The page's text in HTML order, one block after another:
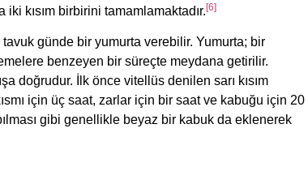
kısım birbirini tamamlamaktadır.[6]
günde bir yumurta verebilir. Yumurta; bir
benzeyen bir süreçte meydana getirilir.
doğrudur. İlk önce vitellüs denilen sarı kısım
için üç saat, zarlar için bir saat ve kabuğu için 20
gibi genellikle beyaz bir kabuk da eklenerek